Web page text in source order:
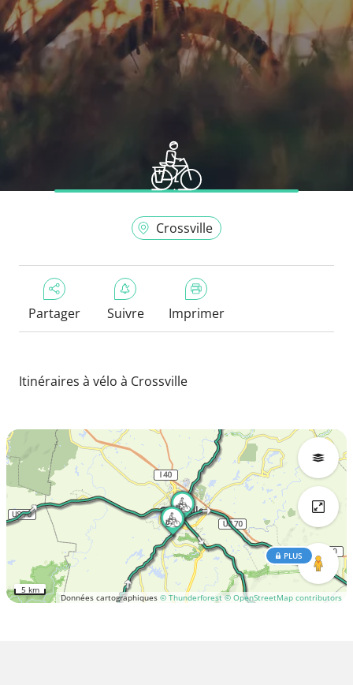
Crossville
Partager Suivre Imprimer
Itinéraires à vélo à Crossville
Données cartographiques © Thunderforest © OpenStreetMap contributors
PLUS
5 km